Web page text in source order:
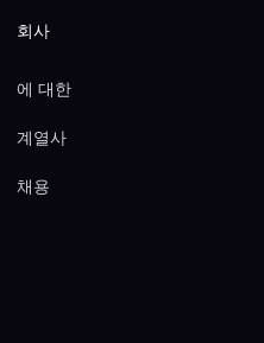
회사
에 대한
계열사
채용